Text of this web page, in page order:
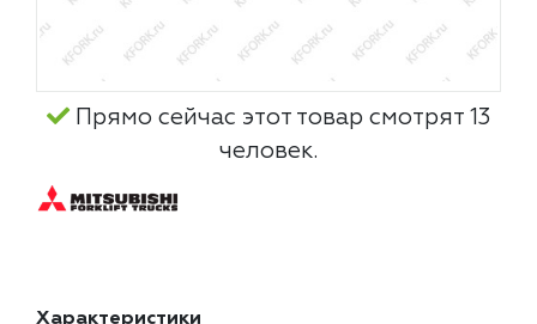
Прямо сейчас этот товар смотрят 13
человек.
Характеристики